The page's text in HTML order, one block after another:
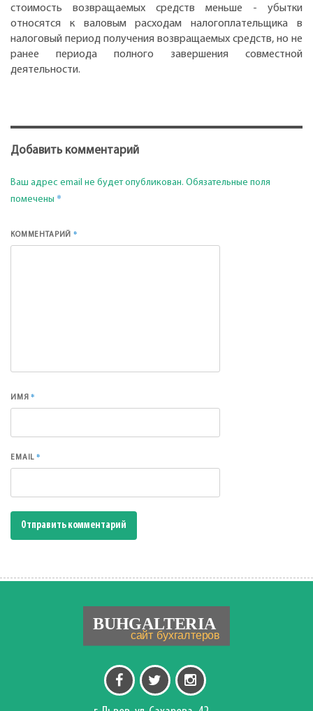
стоимость возвращаемых средств меньше - убытки
относятся к валовым расходам налогоплательщика в
налоговый период получения возвращаемых средств, но не
ранее периода полного завершения совместной
деятельности.
Добавить комментарий
Ваш адрес email не будет опубликован. Обязательные поля
помечены *
КОММЕНТАРИЙ*
ИМЯ*
EMAIL*